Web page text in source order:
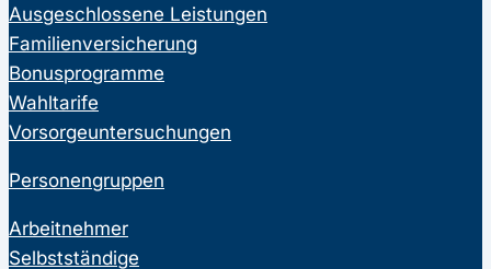
Ausgeschlossene Leistungen
Familienversicherung
Bonusprogramme
Wahltarife
Vorsorgeuntersuchungen
Personengruppen
Arbeitnehmer
Selbstständige